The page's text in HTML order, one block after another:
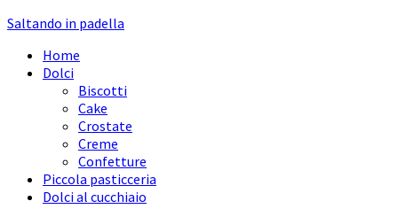
Saltando in padella
Home
Dolci
Biscotti
Cake
Crostate
Creme
Confetture
Piccola pasticceria
Dolci al cucchiaio